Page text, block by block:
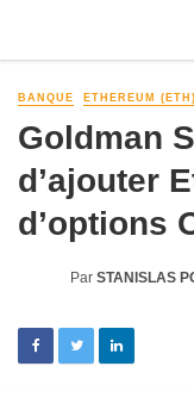
BANQUE ETHEREUM (ETH)
Goldman
d’ajouter
d’options
Par STANISLAS